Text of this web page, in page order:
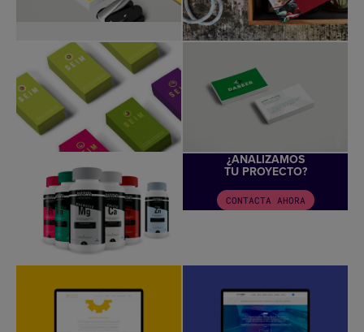
¿ANALIZAMOS
TU PROYECTO?
CONTACTA AHORA